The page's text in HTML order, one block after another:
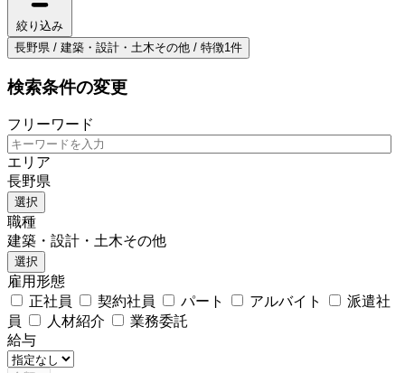
絞り込み
長野県 / 建築・設計・土木その他 / 特徴1件
検索条件の変更
フリーワード
エリア
長野県
選択
職種
建築・設計・土木その他
選択
雇用形態
正社員
契約社員 パート アルバイト
派遣社
員
人材紹介
業務委託
給与